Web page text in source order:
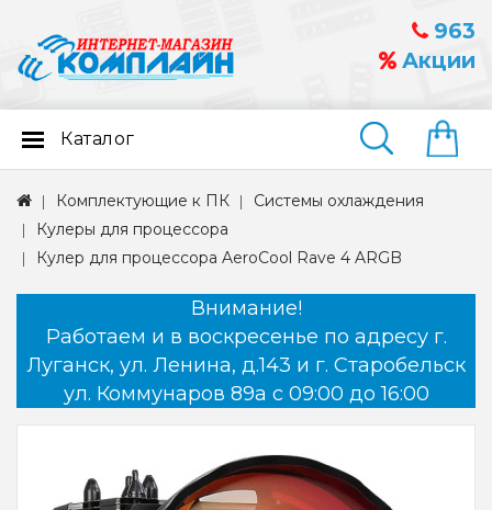
963
Акции
Найти
Каталог
Комплектующие к ПК
Системы охлаждения
Кулеры для процессора
Кулер для процессора AeroCool Rave 4 ARGB
Внимание!
Работаем и в воскресенье по адресу г.
Луганск, ул. Ленина, д.143 и г. Старобельск
ул. Коммунаров 89а с 09:00 до 16:00